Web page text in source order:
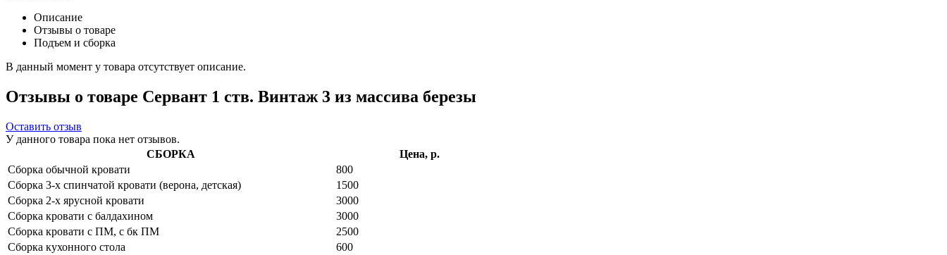
Описание
Отзывы о товаре
Подъем и сборка
В данный момент у товара отсутствует описание.
Отзывы о товаре Сервант 1 ств. Винтаж 3 из массива березы
Оставить отзыв
У данного товара пока нет отзывов.
СБОРКА
Цена, р.
Сборка обычной кровати
800
Сборка 3-х спинчатой кровати (верона, детская)
1500
Сборка 2-х ярусной кровати
3000
Сборка кровати с балдахином
3000
Сборка кровати с ПМ, с бк ПМ
2500
Сборка кухонного стола
600